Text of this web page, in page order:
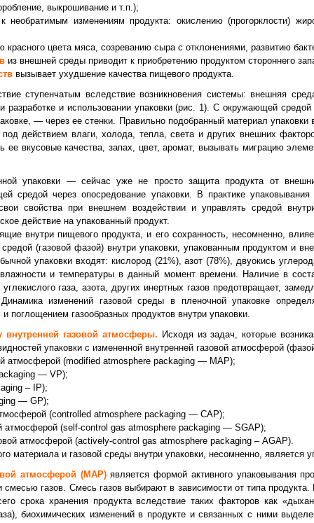
выкрошивание и т.п.);
необратимым изменениям продукта: окислению (прогорклости)
красного цвета мяса, созреванию сыра с отклонениями, развитию
из внешней среды приводит к приобретению продуктом стороннего
вызывает ухудшение качества пищевого продукта.
ступенчатым вследствие возникновения системы: внешняя
разработке и использовании упаковки (рис. 1). С окружающей
— через ее стенки. Правильно подобранный материал упаковки
действием влаги, холода, тепла, света и других внешних
ее вкусовые качества, запах, цвет, аромат, вызывать миграцию
упаковки — сейчас уже не просто защита продукта от
средой через опосредование упаковки. В практике
свойства при внешнем воздействии и управлять средой
действие на упакованный продукт.
внутри пищевого продукта, и его сохранность, несомненно,
(газовой фазой) внутри упаковки, упакованным продуктом и
упаковки входят: кислород (21%), азот (78%), двуокись
и температуры в данный момент времени. Наличие в
газа, азота, других инертных газов предотвращает,
изменений газовой среды в пленочной упаковке
поглощением газообразных продуктов внутри упаковки.
внутренней газовой атмосферы. Исходя из задач, которые
упаковки с измененной внутренней газовой атмосферой
атмосферой (modified atmosphere packaging — MAР);
— VР);
– IP);
— GР);
(controlled atmosphere packaging — CAР);
атмосферой (self-control gas atmosphere packaging — SGAP);
атмосферой (actively-control gas atmosphere packaging – АGAР).
материала и газовой среды внутри упаковки, несомненно, является
атмосферой (MAР)является формой активного упаковывания
газов. Смесь газов выбирают в зависимости от типа продукта.
срока хранения продукта вследствие таких факторов как
биохимических изменений в продукте и связанных с ними